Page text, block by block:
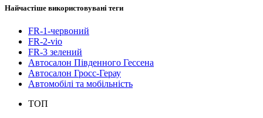
Найчастіше використовувані теги
FR-1-червоний
FR-2-vio
FR-3 зелений
Автосалон Південного Гессена
Автосалон Гросс-Герау
Автомобілі та мобільність
ТОП